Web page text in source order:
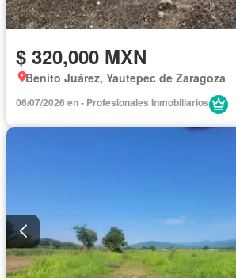
$ 320,000 MXN
Benito Juárez, Yautepec de Zaragoza
06/07/2026 en - Profesionales Inmobiliarios